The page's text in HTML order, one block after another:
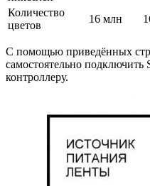
Количество
цветов
16 млн
С помощью приведённых
самостоятельно
контроллеру.